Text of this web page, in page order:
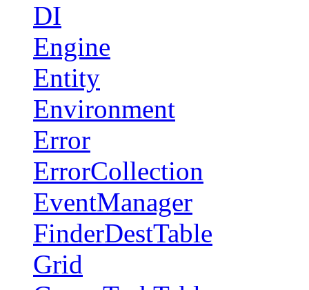
DI
Engine
Entity
Environment
Error
ErrorCollection
EventManager
FinderDestTable
Grid